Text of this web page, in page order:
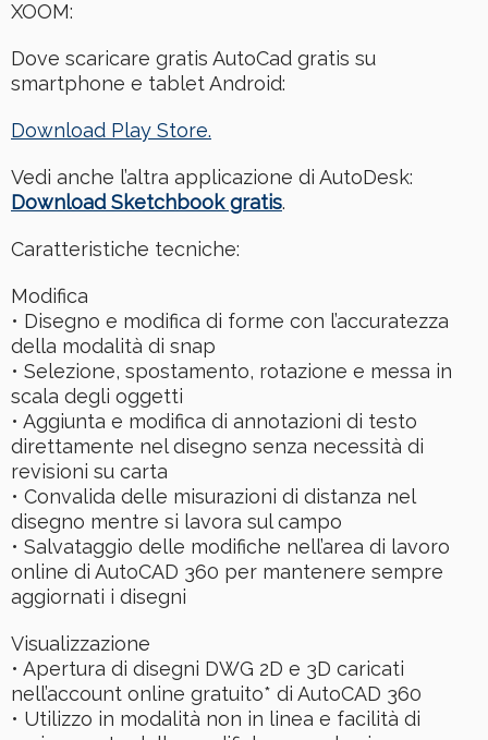
XOOM:
Dove scaricare gratis AutoCad gratis su
smartphone e tablet Android:
Download Play Store.
Vedi anche l’altra applicazione di AutoDesk:
Download Sketchbook gratis.
Caratteristiche tecniche:
Modifica
• Disegno e modifica di forme con l’accuratezza
della modalità di snap
• Selezione, spostamento, rotazione e messa in
scala degli oggetti
• Aggiunta e modifica di annotazioni di testo
direttamente nel disegno senza necessità di
revisioni su carta
• Convalida delle misurazioni di distanza nel
disegno mentre si lavora sul campo
• Salvataggio delle modifiche nell’area di lavoro
online di AutoCAD 360 per mantenere sempre
aggiornati i disegni
Visualizzazione
• Apertura di disegni DWG 2D e 3D caricati
nell’account online gratuito* di AutoCAD 360
• Utilizzo in modalità non in linea e facilità di